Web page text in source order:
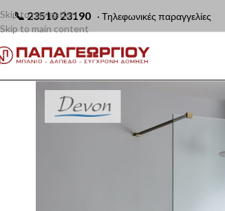
📞 23510 23190 · Τηλεφωνικές παραγγελίες
Skip to navigation
Skip to main content